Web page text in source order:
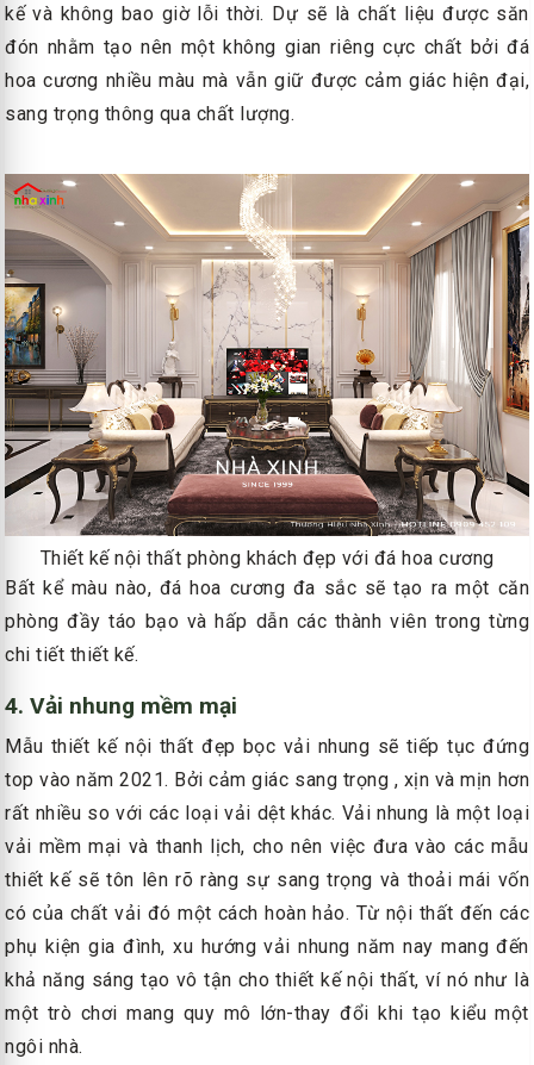
kế và không bao giờ lỗi thời. Dự sẽ là chất liệu được săn
đón nhằm tạo nên một không gian riêng cực chất bởi đá
hoa cương nhiều màu mà vẫn giữ được cảm giác hiện đại,
sang trọng thông qua chất lượng.
Thiết kế nội thất phòng khách đẹp với đá hoa cương
Bất kể màu nào, đá hoa cương đa sắc sẽ tạo ra một căn
phòng đầy táo bạo và hấp dẫn các thành viên trong từng
chi tiết thiết kế.
4. Vải nhung mềm mại
Mẫu thiết kế nội thất đẹp bọc vải nhung sẽ tiếp tục đứng
top vào năm 2021. Bởi cảm giác sang trọng , xịn và mịn hơn
rất nhiều so với các loại vải dệt khác. Vải nhung là một loại
vải mềm mại và thanh lịch, cho nên việc đưa vào các mẫu
thiết kế sẽ tôn lên rõ ràng sự sang trọng và thoải mái vốn
có của chất vải đó một cách hoàn hảo. Từ nội thất đến các
phụ kiện gia đình, xu hướng vải nhung năm nay mang đến
khả năng sáng tạo vô tận cho thiết kế nội thất, ví nó như là
một trò chơi mang quy mô lớn-thay đổi khi tạo kiểu một
ngôi nhà.